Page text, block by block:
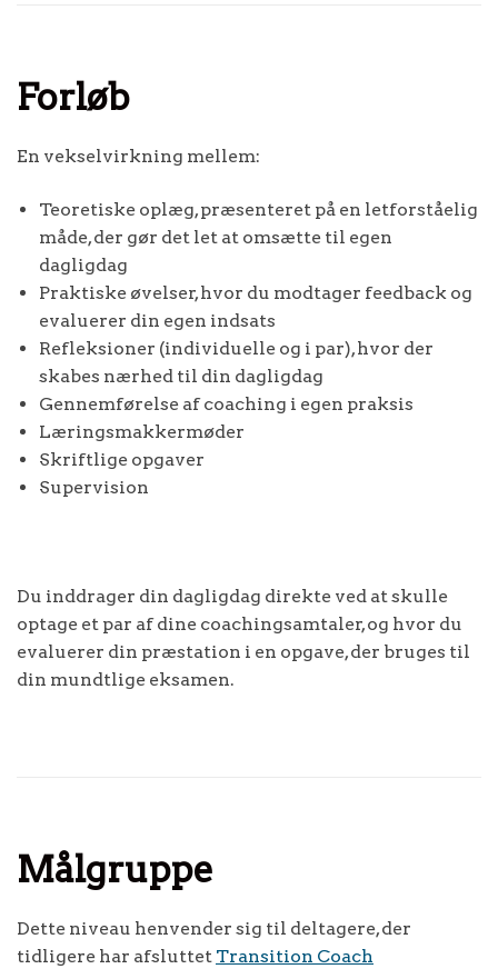
Forløb
En vekselvirkning mellem:
Teoretiske oplæg, præsenteret på en letforståelig
måde, der gør det let at omsætte til egen
dagligdag
Praktiske øvelser, hvor du modtager feedback og
evaluerer din egen indsats
Refleksioner (individuelle og i par), hvor der
skabes nærhed til din dagligdag
Gennemførelse af coaching i egen praksis
Læringsmakkermøder
Skriftlige opgaver
Supervision
Du inddrager din dagligdag direkte ved at skulle
optage et par af dine coachingsamtaler, og hvor du
evaluerer din præstation i en opgave, der bruges til
din mundtlige eksamen.
Målgruppe
Dette niveau henvender sig til deltagere, der
tidligere har afsluttet Transition Coach